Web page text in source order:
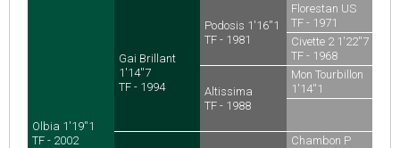
Olbia 1'19''1
TF - 2002
Gai Brillant
1'14''7
TF - 1994
Podosis 1'16''1
TF - 1981
Altissima
TF - 1988
Florestan US
TF - 1971
Civette 2 1'22''7
TF - 1968
Mon Tourbillon
1'14''1
TF - 1978
Chambon P